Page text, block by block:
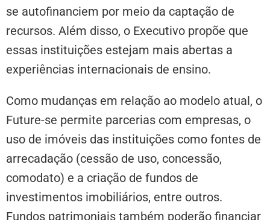
se autofinanciem por meio da captação de
recursos. Além disso, o Executivo propõe que
essas instituições estejam mais abertas a
experiências internacionais de ensino.
Como mudanças em relação ao modelo atual, o
Future-se permite parcerias com empresas, o
uso de imóveis das instituições como fontes de
arrecadação (cessão de uso, concessão,
comodato) e a criação de fundos de
investimentos imobiliários, entre outros.
Fundos patrimoniais também poderão financiar